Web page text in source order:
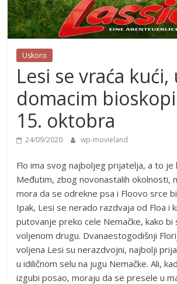
Uskoro
Lesi se vraća kući,
domacim
15. oktobra
24/09/2020 wp-movieland
Flo ima svog najboljeg prijatelja, a to je
Međutim, zbog novonastalih okolnosti,
mora da se odrekne psa i Floovo srce
Ipak, Lesi se nerado razdvaja od Floa i
putovanje preko cele Nemačke, kako bi
voljenom drugu. Dvanaestogodišnji
voljena Lesi su nerazdvojni, najbolji
u idiličnom selu na jugu Nemačke. Ali,
izgubi posao, moraju da se presele u